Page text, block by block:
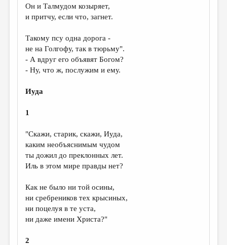
Он и Талмудом козыряет,
и притчу, если что, загнет.
Такому псу одна дорога -
не на Голгофу, так в тюрьму".
- А вдруг его объявят Богом?
- Ну, что ж, послужим и ему.
Иуда
1
"Скажи, старик, скажи, Иуда,
каким необъяснимым чудом
ты дожил до преклонных лет.
Иль в этом мире правды нет?
Как не было ни той осины,
ни сребреников тех крысиных,
ни поцелуя в те уста,
ни даже имени Христа?"
2